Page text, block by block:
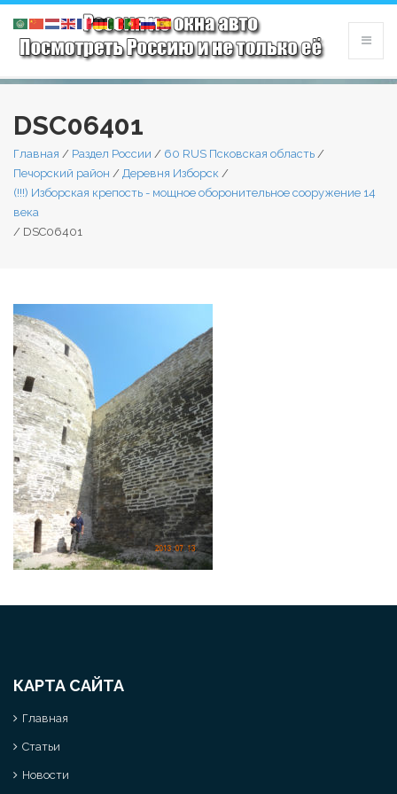
DSC06401
Главная / Раздел России / 60 RUS Псковская область /
Печорский район / Деревня Изборск /
(!!!) Изборская крепость - мощное оборонительное сооружение 14
века
/ DSC06401
КАРТА САЙТА
Главная
Статьи
Новости